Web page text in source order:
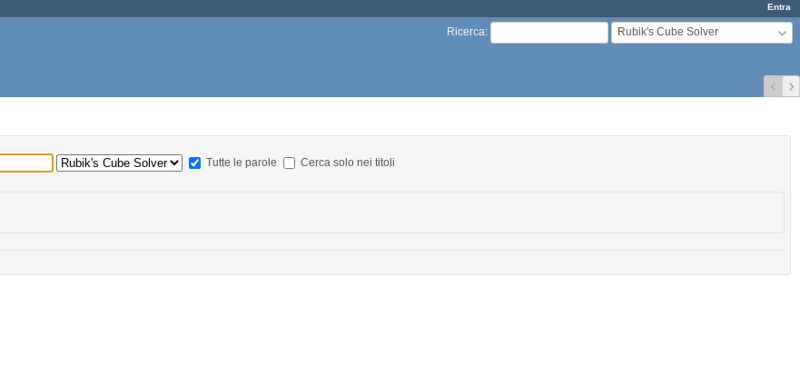
Entra
Ricerca: Rubik's Cube Solver
Tutte le parole Cerca solo nei titoli